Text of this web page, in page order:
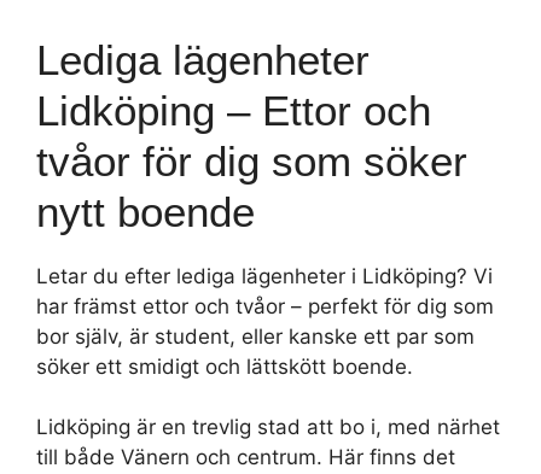
Lediga lägenheter
Lidköping – Ettor och
tvåor för dig som söker
nytt boende
Letar du efter lediga lägenheter i Lidköping? Vi
har främst ettor och tvåor – perfekt för dig som
bor själv, är student, eller kanske ett par som
söker ett smidigt och lättskött boende.
Lidköping är en trevlig stad att bo i, med närhet
till både Vänern och centrum. Här finns det